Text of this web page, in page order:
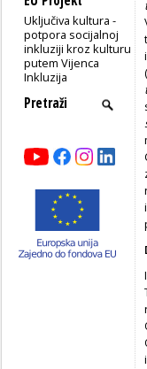
Uključiva kultura -
potpora socijalnoj
inkluziji kroz kulturu
putem Vijenca
Inkluzija